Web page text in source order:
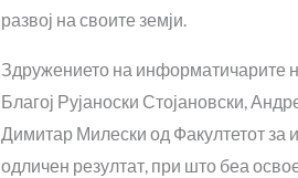
развој на своите земји.
Здружението на информатичарите
Благој Рујаноски Стојановски,
Димитар Милески од Факултетот за
одличен резултат, при што беа